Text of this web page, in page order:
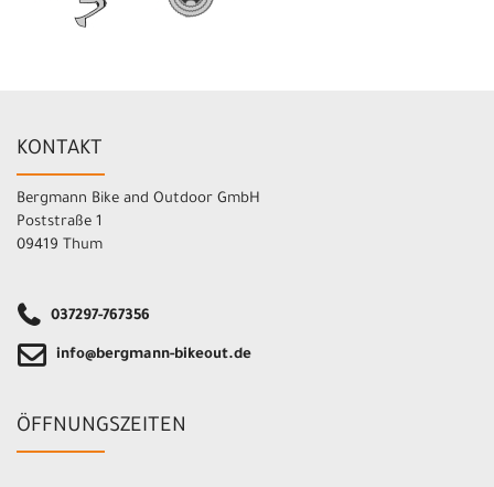
KONTAKT
Bergmann Bike and Outdoor GmbH
Poststraße 1
09419 Thum
037297-767356
info@bergmann-bikeout.de
ÖFFNUNGSZEITEN